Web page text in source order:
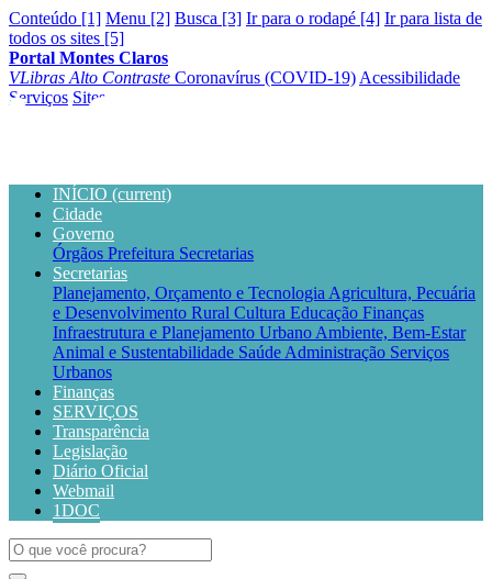
Conteúdo [1] Menu [2] Busca [3] Ir para o rodapé [4] Ir para lista de
todos os sites [5]
Portal Montes Claros
VLibras Alto Contraste Coronavírus (COVID-19) Acessibilidade
Serviços Sites
INÍCIO (current)
Cidade
Governo
Órgãos Prefeitura Secretarias
Secretarias
Planejamento, Orçamento e Tecnologia Agricultura, Pecuária
e Desenvolvimento Rural Cultura Educação Finanças
Infraestrutura e Planejamento Urbano Ambiente, Bem-Estar
Animal e Sustentabilidade Saúde Administração Serviços
Urbanos
Finanças
SERVIÇOS
Transparência
Legislação
Diário Oficial
Webmail
1DOC